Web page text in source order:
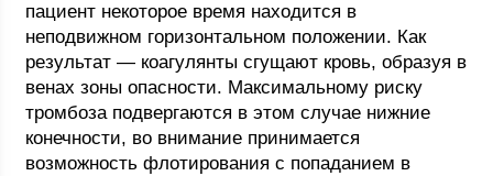
пациент некоторое время находится в
неподвижном горизонтальном положении. Как
результат — коагулянты сгущают кровь, образуя в
венах зоны опасности. Максимальному риску
тромбоза подвергаются в этом случае нижние
конечности, во внимание принимается
возможность флотирования с попаданием в